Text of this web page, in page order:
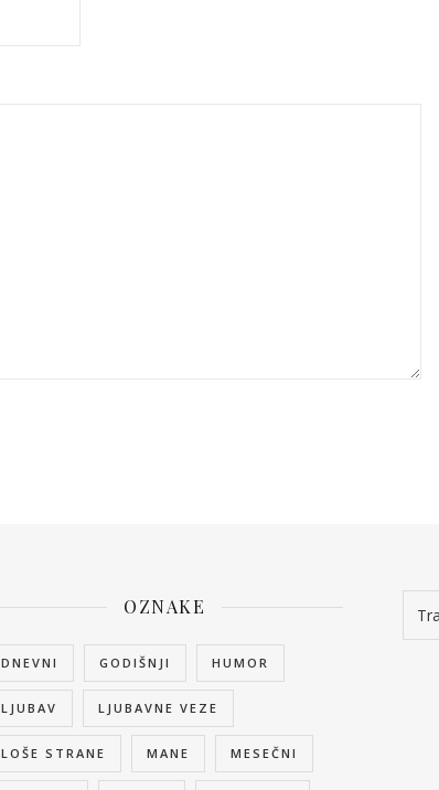
OZNAKE
DNEVNI GODIŠNJI HUMOR
LJUBAV LJUBAVNE VEZE
LOŠE STRANE MANE MESEČNI